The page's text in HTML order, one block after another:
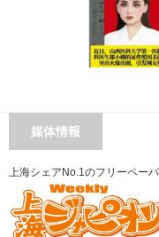
媒体情報
上海シェアNo.1のフリーペー